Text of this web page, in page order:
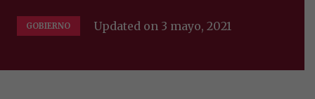
GOBIERNO Updated on 3 mayo, 2021